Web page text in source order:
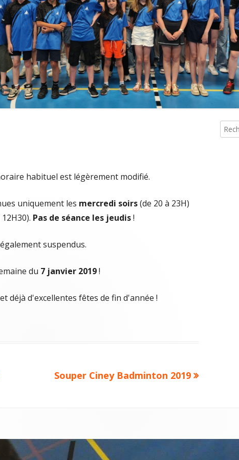
INSCRIPTIONS TOURNOIS
habituel est légèrement modifié.
uniquement les mercredi soirs(de 20 à 23H)
Pas de séance les jeudis!
suspendus.
du 7 janvier 2019!
déjà d'excellentes fêtes de fin d'année !
Article
Souper Ciney Badminton 2019